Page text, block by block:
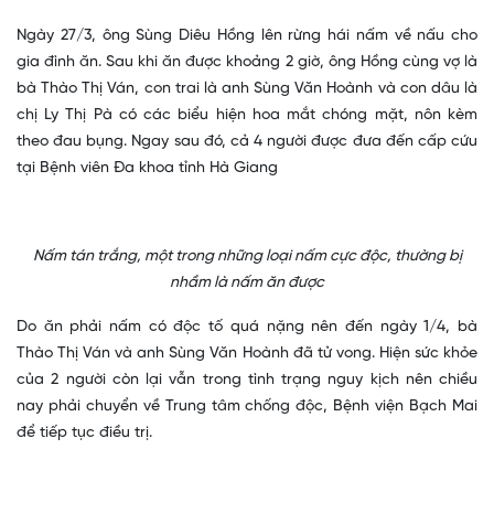
Ngày 27/3, ông Sùng Diêu Hồng lên rừng hái nấm về nấu cho
gia đình ăn. Sau khi ăn được khoảng 2 giờ, ông Hồng cùng vợ là
bà Thào Thị Ván, con trai là anh Sùng Văn Hoành và con dâu là
chị Ly Thị Pà có các biểu hiện hoa mắt chóng mặt, nôn kèm
theo đau bụng. Ngay sau đó, cả 4 người được đưa đến cấp cứu
tại Bệnh viên Đa khoa tỉnh Hà Giang
Nấm tán trắng, một trong những loại nấm cực độc, thường bị
nhầm là nấm ăn được
Do ăn phải nấm có độc tố quá nặng nên đến ngày 1/4, bà
Thào Thị Ván và anh Sùng Văn Hoành đã tử vong. Hiện sức khỏe
của 2 người còn lại vẫn trong tình trạng nguy kịch nên chiều
nay phải chuyển về Trung tâm chống độc, Bệnh viện Bạch Mai
để tiếp tục điều trị.